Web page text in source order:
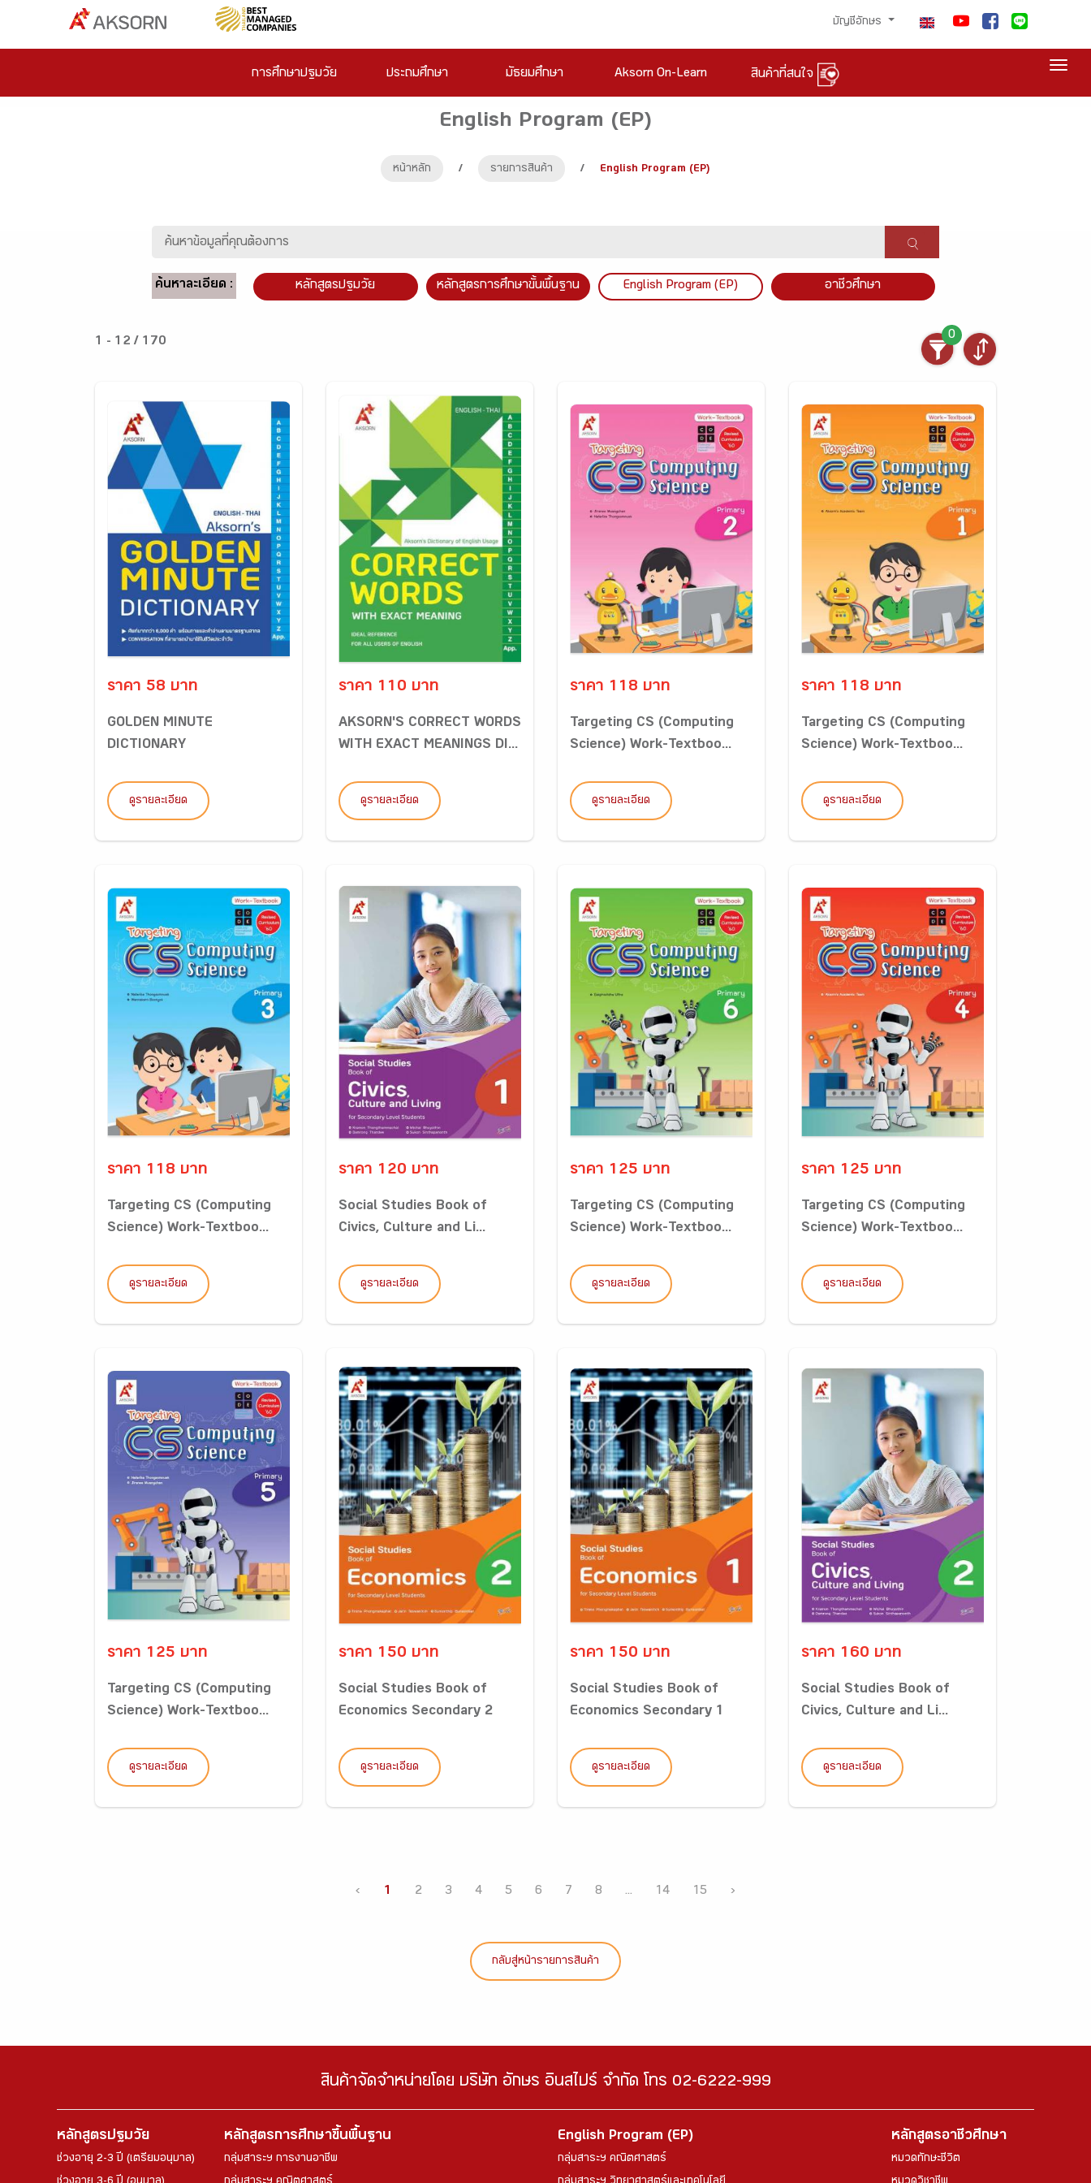
บัญชีอักษร
การศึกษาปฐมวัย ประถมศึกษา มัธยมศึกษา Aksorn On-Learn สินค้าที่สนใจ
English Program (EP)
หน้าหลัก / รายการสินค้า / English Program (EP)
ค้นหาละเอียด : หลักสูตรปฐมวัย หลักสูตรการศึกษาขั้นพื้นฐาน English Program (EP) อาชีวศึกษา
1 - 12 / 170
0
ราคา 58 บาท
GOLDEN MINUTE
DICTIONARY
ดูรายละเอียด
ราคา 110 บาท
AKSORN'S CORRECT WORDS
WITH EXACT MEANINGS DI...
ดูรายละเอียด
ราคา 118 บาท
Targeting CS (Computing
Science) Work-Textboo...
ดูรายละเอียด
ราคา 118 บาท
Targeting CS (Computing
Science) Work-Textboo...
ดูรายละเอียด
ราคา 118 บาท
Targeting CS (Computing
Science) Work-Textboo...
ดูรายละเอียด
ราคา 120 บาท
Social Studies Book of
Civics, Culture and Li...
ดูรายละเอียด
ราคา 125 บาท
Targeting CS (Computing
Science) Work-Textboo...
ดูรายละเอียด
ราคา 125 บาท
Targeting CS (Computing
Science) Work-Textboo...
ดูรายละเอียด
ราคา 125 บาท
Targeting CS (Computing
Science) Work-Textboo...
ดูรายละเอียด
ราคา 150 บาท
Social Studies Book of
Economics Secondary 2
ดูรายละเอียด
ราคา 150 บาท
Social Studies Book of
Economics Secondary 1
ดูรายละเอียด
ราคา 160 บาท
Social Studies Book of
Civics, Culture and Li...
ดูรายละเอียด
‹ 1 2 3 4 5 6 7 8 ... 14 15 ›
กลับสู่หน้ารายการสินค้า
สินค้าจัดจำหน่ายโดย บริษัท อักษร อินสไปร์ จำกัด โทร 02-6222-999
หลักสูตรปฐมวัย
ช่วงอายุ 2-3 ปี (เตรียมอนุบาล)
หลักสูตรการศึกษาขึ้นพื้นฐาน
กลุ่มสาระฯ การงานอาชีพ
English Program (EP)
กลุ่มสาระฯ คณิตศาสตร์
หลักสูตรอาชีวศึกษา
หมวดทักษะชีวิต